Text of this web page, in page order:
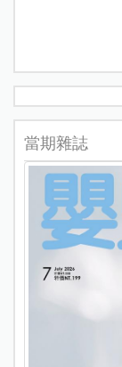
當期雜誌